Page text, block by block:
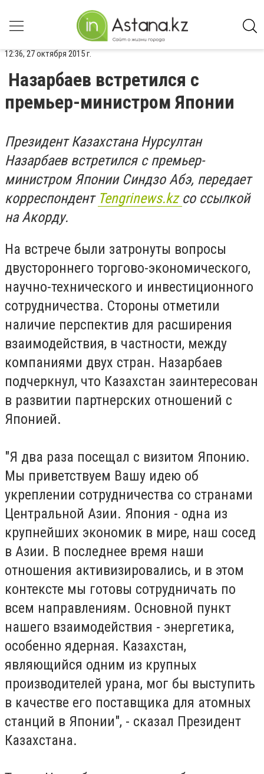
12:36, 27 октября 2015 г.
Назарбаев встретился с
премьер-министром Японии
Президент Казахстана Нурсултан
Назарбаев встретился с премьер-
министром Японии Синдзо Абэ, передает
корреспондент Tengrinews.kz со ссылкой
на Акорду.
На встрече были затронуты вопросы
двустороннего торгово-экономического,
научно-технического и инвестиционного
сотрудничества. Стороны отметили
наличие перспектив для расширения
взаимодействия, в частности, между
компаниями двух стран. Назарбаев
подчеркнул, что Казахстан заинтересован
в развитии партнерских отношений с
Японией.
"Я два раза посещал с визитом Японию.
Мы приветствуем Вашу идею об
укреплении сотрудничества со странами
Центральной Азии. Япония - одна из
крупнейших экономик в мире, наш сосед
в Азии. В последнее время наши
отношения активизировались, и в этом
контексте мы готовы сотрудничать по
всем направлениям. Основной пункт
нашего взаимодействия - энергетика,
особенно ядерная. Казахстан,
являющийся одним из крупных
производителей урана, мог бы выступить
в качестве его поставщика для атомных
станций в Японии", - сказал Президент
Казахстана.